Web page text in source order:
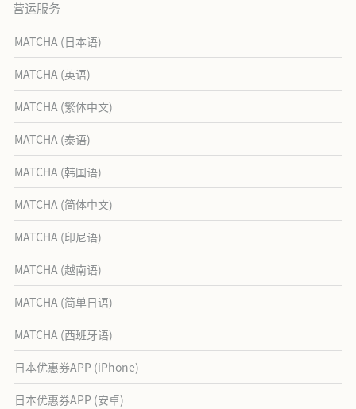
营运服务
MATCHA (日本语)
MATCHA (英语)
MATCHA (繁体中文)
MATCHA (泰语)
MATCHA (韩国语)
MATCHA (简体中文)
MATCHA (印尼语)
MATCHA (越南语)
MATCHA (简单日语)
MATCHA (西班牙语)
日本优惠券APP (iPhone)
日本优惠券APP (安卓)